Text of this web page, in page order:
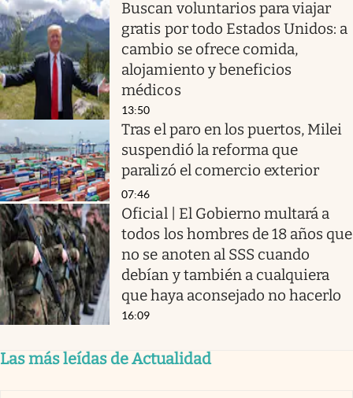
Buscan voluntarios para viajar
gratis por todo Estados Unidos: a
cambio se ofrece comida,
alojamiento y beneficios
médicos
13:50
Tras el paro en los puertos, Milei
suspendió la reforma que
paralizó el comercio exterior
07:46
Oficial | El Gobierno multará a
todos los hombres de 18 años que
no se anoten al SSS cuando
debían y también a cualquiera
que haya aconsejado no hacerlo
16:09
Las más leídas de Actualidad